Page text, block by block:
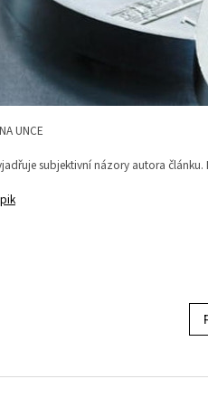
UNCE
subjektivní názory autora